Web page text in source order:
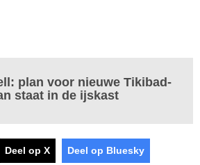
plan voor nieuwe Tikibad-
staat in de ijskast
Deel op X Deel op Bluesky